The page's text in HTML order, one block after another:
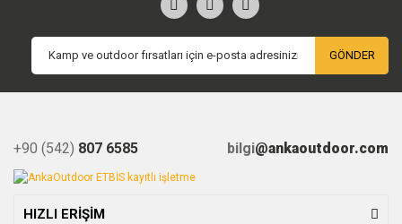
GÖNDER
+90 (542) 807 6585 bilgi@ankaoutdoor.com
HIZLI ERİŞİM